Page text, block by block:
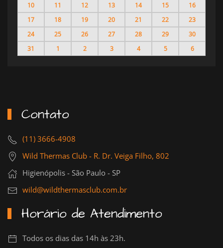
10
11 12 13 14 15
16
17
18 19 20 21 22
23
24
25 26 27 28 29
30
31
1 2 3 4 5 6
Contato
(11) 3666-4908
Wild Thermas Club - R. Dr. Veiga Filho, 802
Higienópolis - São Paulo - SP
wild@wildthermasclub.com.br
Horário de Atendimento
Todos os dias das 14h às 23h.